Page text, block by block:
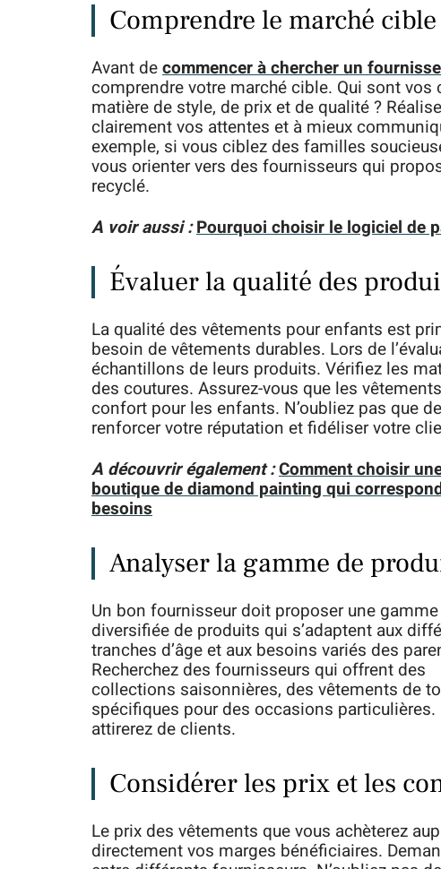
Comprendre le marché cible
Avant decommencer à chercher un
comprendre votre marché cible. Qui sont
matière de style, de prix et de qualité ?
clairement vos attentes et à mieux
exemple, si vous ciblez des familles
vous orienter vers des fournisseurs qui
recyclé.
A voir aussi :Pourquoi choisir le logiciel de
Évaluer la qualité des
La qualité des vêtements pour enfants est
besoin de vêtements durables. Lors de
échantillons de leurs produits. Vérifiez les
des coutures. Assurez-vous que les
confort pour les enfants. N’oubliez pas que
renforcer votre réputation et fidéliser votre
A découvrir également :Comment choisir
boutique de diamond painting qui
besoins
Analyser la gamme de
Un bon fournisseur doit proposer une gamme
diversifiée de produits qui s’adaptent aux
tranches d’âge et aux besoins variés des
Recherchez des fournisseurs qui offrent des
collections saisonnières, des vêtements de
spécifiques pour des occasions
attirerez de clients.
Considérer les prix et les
Le prix des vêtements que vous achèterez
directement vos marges bénéficiaires.